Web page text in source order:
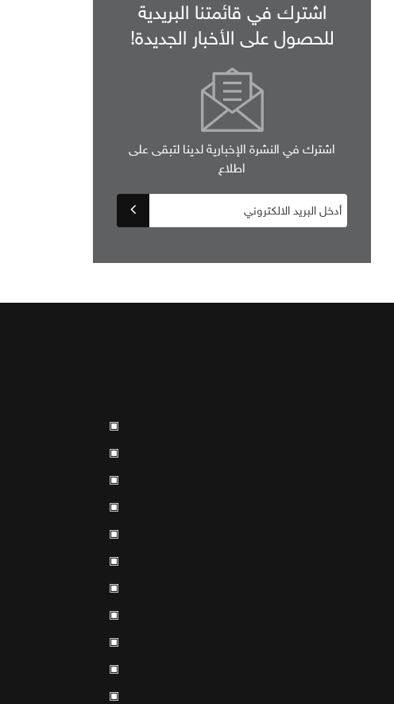
اشترك في قائمتنا البريدية
للحصول على الأخبار الجديدة!
اشترك في النشرة الإخبارية لدينا لتبقى على
اطلاع
▣
▣
▣
▣
▣
▣
▣
▣
▣
▣
▣